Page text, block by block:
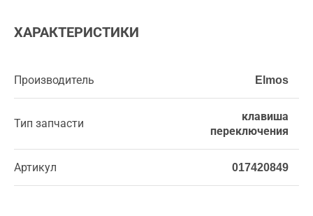
ХАРАКТЕРИСТИКИ
Производитель Elmos
Тип запчасти
клавиша
переключения
Артикул 017420849